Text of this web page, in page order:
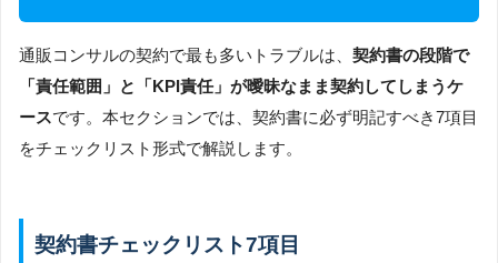
通販コンサルの契約で最も多いトラブルは、 契約書の段階で
「責任範囲」と「KPI責任」が曖昧なまま契約してしまうケ
ースです。本セクションでは、契約書に必ず明記すべき7項目
をチェックリスト形式で解説します。
契約書チェックリスト7項目